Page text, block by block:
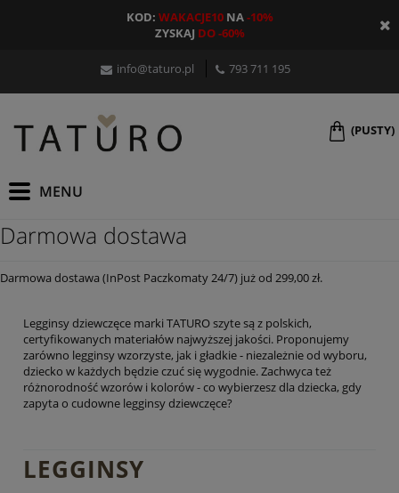
KOD: WAKACJE10 NA-10%
ZYSKAJ DO -60%
info@taturo.pl 793 711 195
(PUSTY)
Darmowa dostawa
Darmowa dostawa (InPost Paczkomaty 24/7) już od 299,00 zł.
Legginsy dziewczęce marki TATURO szyte są z polskich,
certyfikowanych materiałów najwyższej jakości. Proponujemy
zarówno legginsy wzorzyste, jak i gładkie - niezależnie od wyboru,
dziecko w każdych będzie czuć się wygodnie. Zachwyca też
różnorodność wzorów i kolorów - co wybierzesz dla dziecka, gdy
zapyta o cudowne legginsy dziewczęce?
LEGGINSY